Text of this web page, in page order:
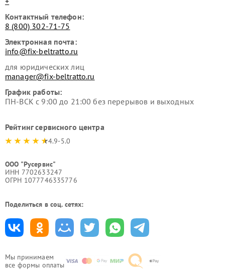
Мы принимаем
все формы оплаты
Контактный телефон:
8 (800) 302-71-75
Электронная почта:
info@fix-beltratto.ru
для юридических лиц
manager@fix-beltratto.ru
График работы:
ПН-ВСК с 9:00 до 21:00 без перерывов и выходных
Рейтинг сервисного центра
4.9-5.0
ООО "Русервис"
ИНН 7702633247
ОГРН 1077746335776
Поделиться в соц. сетях: